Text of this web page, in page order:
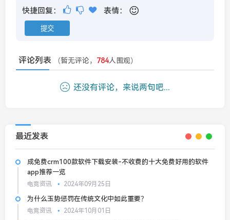
快捷回复： 表情：
评论列表 （暂无评论， 784人围观）
还没有评论，来说两句吧...
最近发表
成免费crm100款软件下载安装-不收费的十大免费好用的软件
app推荐一览
电竞资讯 2024年09月25日
为什么玉势惩罚在传统文化中如此重要？
电竞资讯 2024年10月01日